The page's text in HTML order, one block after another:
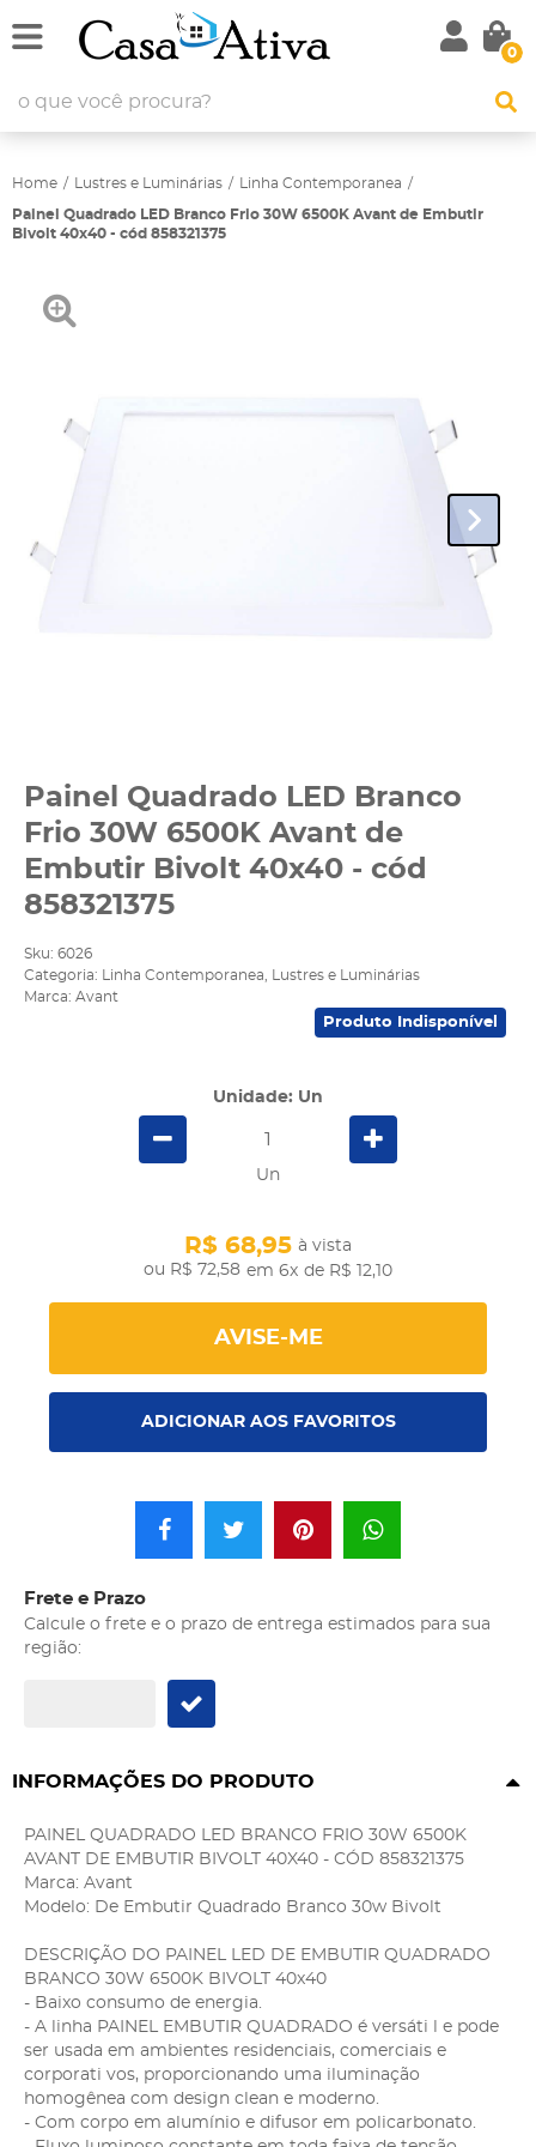
0
Home Lustres e Luminárias Linha Contemporanea
Painel Quadrado LED Branco Frio 30W 6500K Avant de Embutir
Bivolt 40x40 - cód 858321375
Painel Quadrado LED Branco
Frio 30W 6500K Avant de
Embutir Bivolt 40x40 - cód
858321375
Sku: 6026
Categoria:
Linha Contemporanea
Lustres e Luminárias
Marca: Avant
Produto Indisponível
Unidade: Un
Un
R$ 72,58
R$ 68,95 à vista
em 6x de R$ 12,10
AVISE-ME
ADICIONAR AOS FAVORITOS
Frete e Prazo
Calcule o frete e o prazo de entrega estimados para sua
região:
INFORMAÇÕES DO PRODUTO
PAINEL QUADRADO LED BRANCO FRIO 30W 6500K
AVANT DE EMBUTIR BIVOLT 40X40 - CÓD 858321375
Marca: Avant
Modelo: De Embutir Quadrado Branco 30w Bivolt
DESCRIÇÃO DO PAINEL LED DE EMBUTIR QUADRADO
BRANCO 30W 6500K BIVOLT 40x40
- Baixo consumo de energia.
- A linha PAINEL EMBUTIR QUADRADO é versáti l e pode
ser usada em ambientes residenciais, comerciais e
corporati vos, proporcionando uma iluminação
homogênea com design clean e moderno.
- Com corpo em alumínio e difusor em policarbonato.